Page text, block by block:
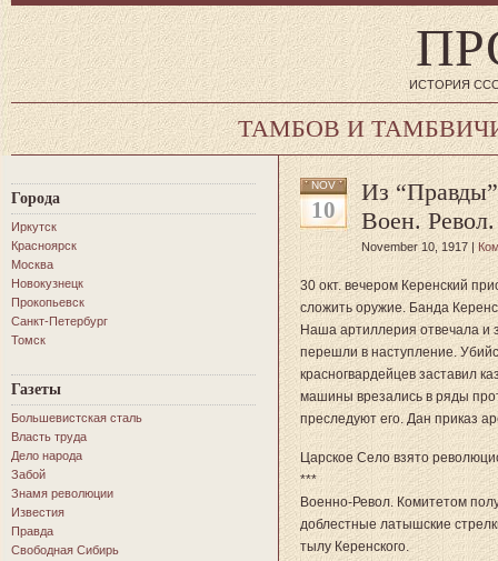
ИСТОРИЯ
ТАМБОВ И
Города
Иркутск
Красноярск
Москва
Новокузнецк
Прокопьевск
Санкт-Петербург
Томск
Газеты
Большевистская сталь
Власть труда
Дело народа
Забой
Знамя революции
Известия
Правда
Свободная Сибирь
NOV
10
Из
Воен.
November 10, 1917 |
30 окт. вечером Керенский
сложить оружие. Банда
Наша артиллерия отвечала и
перешли в наступление.
красногвардейцев заставил
машины врезались в ряды
преследуют его. Дан приказ
Царское Село взято
***
Военно-Револ. Комитетом
доблестные латышские
тылу Керенского.